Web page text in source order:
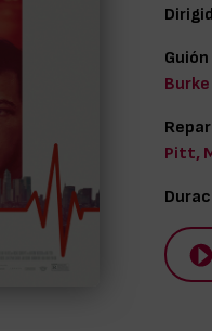
Guión
Burke
Pitt,